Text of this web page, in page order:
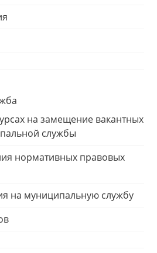
на замещение вакантных
службы
нормативных правовых
на муниципальную службу